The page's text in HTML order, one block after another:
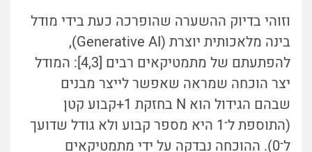
וזוהי בדיוק ההשערה שהופרכה כעת בידי מודל
בינה מלאכותית יוצרת (Generative AI),
להפתעתם של מתמטיקאים רבים [4,3]: המודל
יצר הוכחה שמראה שאפשר לייצר מבנים
שבהם הגידול הוא N בחזקת 1+קבוע קטן
(התוספת ל־1 היא מספר קבוע ולא גודל שדועך
ל־0). ההוכחה נבדקה על ידי מתמטיקאים